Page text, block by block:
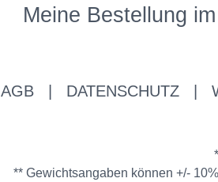
Meine Bestellung
AGB DATENSCHUTZ
** Gewichtsangaben können +/-